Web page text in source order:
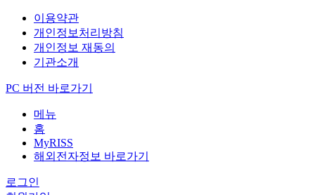
이용약관
개인정보처리방침
개인정보 재동의
기관소개
PC 버전 바로가기
메뉴
홈
MyRISS
해외전자정보 바로가기
로그인